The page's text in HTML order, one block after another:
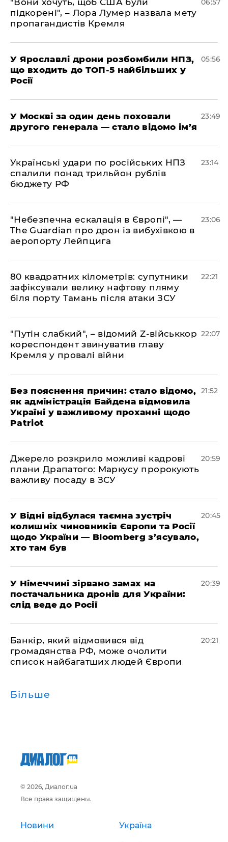
"Вони хочуть, щоб США були
підкорені", – Лора Лумер назвала мету
пропагандистів Кремля
06:57
У Ярославлі дрони розбомбили НПЗ,
що входить до ТОП-5 найбільших у
Росії
05:56
​У Москві за один день поховали
другого генерала — стало відомо ім’я
23:49
​Українські удари по російських НПЗ
спалили понад трильйон рублів
бюджету РФ
23:14
​"Небезпечна ескалація в Європі", —
The Guardian про дрон із вибухівкою в
аеропорту Лейпцига
23:06
​80 квадратних кілометрів: супутники
зафіксували велику нафтову пляму
біля порту Тамань після атаки ЗСУ
22:21
"Путін слабкий", – відомий Z-військкор
кореспондент звинуватив главу
Кремля у провалі війни
22:07
​Без пояснення причин: стало відомо,
як адміністрація Байдена відмовила
Україні у важливому проханні щодо
Patriot
21:52
​Джерело розкрило можливі кадрові
плани Драпатого: Маркусу пророкують
важливу посаду в ЗСУ
20:59
​У Відні відбулася таємна зустріч
колишніх чиновників Європи та Росії
щодо України — Bloomberg з’ясувало,
хто там був
20:45
​У Німеччині зірвано замах на
постачальника дронів для України:
слід веде до Росії
20:39
​Банкір, який відмовився від
громадянства РФ, може очолити
список найбагатших людей Європи
20:21
Більше
© 2026, Диалог.ua
Все права защищены.
Новини Україна